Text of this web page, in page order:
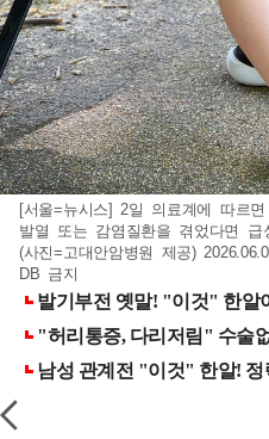
[서울=뉴시스] 2일 의료계에 따르
발열 또는 감염질환을 겪었다면 급
(사진=고대안암병원 제공)
DB 금지